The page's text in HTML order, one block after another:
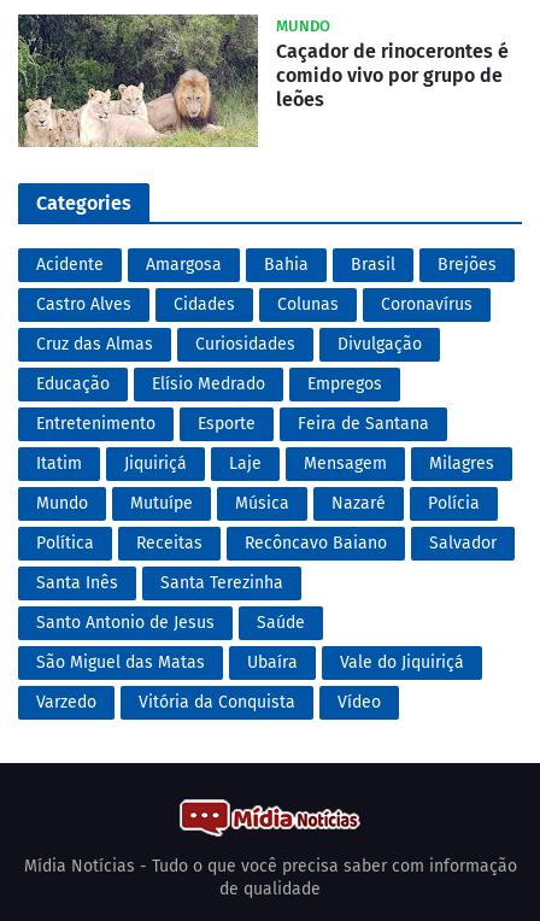
MUNDO
Caçador de rinocerontes é
comido vivo por grupo de
leões
Categories
Acidente Amargosa Bahia Brasil
Brejões
Castro Alves
Cidades Colunas
Coronavírus
Cruz das Almas
Curiosidades
Divulgação
Educação
Elísio Medrado
Empregos
Entretenimento
Esporte
Feira de Santana
Itatim
Jiquiriçá Laje Mensagem
Milagres
Mundo
Mutuípe Música Nazaré
Polícia
Política
Receitas Recôncavo Baiano
Salvador
Santa Inês
Santa Terezinha
Santo Antonio de Jesus
Saúde
São Miguel das Matas
Ubaíra
Vale do Jiquiriçá
Varzedo
Vitória da Conquista Vídeo
Mídia Notícias - Tudo o que você precisa saber com informação
de qualidade